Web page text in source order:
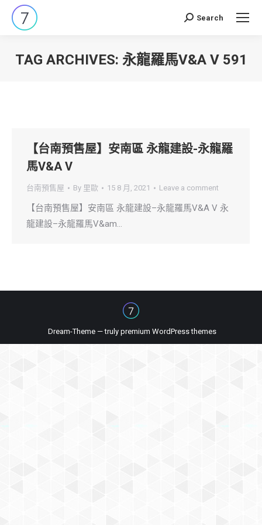
Search:
Search
TAG ARCHIVES: 永龍羅馬V&A V 591
【台南預售屋】安南區 永龍建設-永龍羅
馬V&A V
台南預售屋 By 里歐 15 8 月, 2021 Leave a comment
【台南預售屋】安南區 永龍建設–永龍羅馬V&A V 永
龍建設–永龍羅馬V&am…
Dream-Theme — truly premium WordPress themes